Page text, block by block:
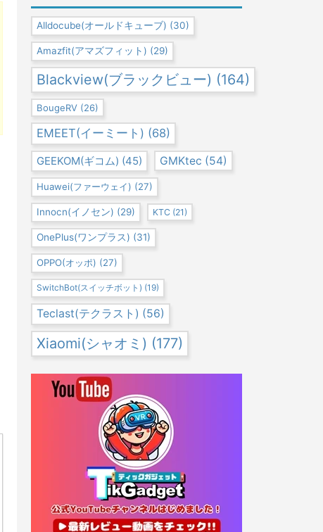
Alldocube(オールドキューブ) (30)
Amazfit(アマズフィット) (29)
Blackview(ブラックビュー) (164)
BougeRV (26)
EMEET(イーミート) (68)
GEEKOM(ギコム) (45) GMKtec (54)
Huawei(ファーウェイ) (27)
Innocn(イノセン) (29) KTC (21)
OnePlus(ワンプラス) (31)
OPPO(オッポ) (27)
SwitchBot(スイッチボット) (19)
Teclast(テクラスト) (56)
Xiaomi(シャオミ) (177)